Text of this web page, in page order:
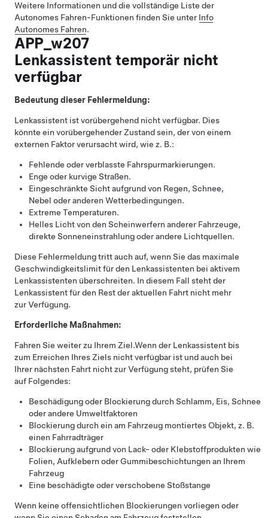
Weitere Informationen und die vollständige Liste der
Autonomes Fahren-Funktionen finden Sie unter Info
Autonomes Fahren.
APP_w207
Lenkassistent temporär nicht
verfügbar
Bedeutung dieser Fehlermeldung:
Lenkassistent ist vorübergehend nicht verfügbar. Dies
könnte ein vorübergehender Zustand sein, der von einem
externen Faktor verursacht wird, wie z. B.:
Fehlende oder verblasste Fahrspurmarkierungen.
Enge oder kurvige Straßen.
Eingeschränkte Sicht aufgrund von Regen, Schnee,
Nebel oder anderen Wetterbedingungen.
Extreme Temperaturen.
Helles Licht von den Scheinwerfern anderer Fahrzeuge,
direkte Sonneneinstrahlung oder andere Lichtquellen.
Diese Fehlermeldung tritt auch auf, wenn Sie das maximale
Geschwindigkeitslimit für den Lenkassistenten bei aktivem
Lenkassistenten überschreiten. In diesem Fall steht der
Lenkassistentfür den Rest der aktuellen Fahrt nicht mehr
zur Verfügung.
Erforderliche Maßnahmen:
Fahren Sie weiter zu Ihrem Ziel.Wenn der Lenkassistent bis
zum Erreichen Ihres Ziels nicht verfügbar ist und auch bei
Ihrer nächsten Fahrt nicht zur Verfügung steht, prüfen Sie
auf Folgendes:
Beschädigung oder Blockierung durch Schlamm, Eis, Schnee
oder andere Umweltfaktoren
Blockierung durch ein am Fahrzeug montiertes Objekt, z. B.
einen Fahrradträger
Blockierung aufgrund von Lack- oder Klebstoffprodukten wie
Folien, Aufklebern oder Gummibeschichtungen an Ihrem
Fahrzeug
Eine beschädigte oder verschobene Stoßstange
Wenn keine offensichtlichen Blockierungen vorliegen oder